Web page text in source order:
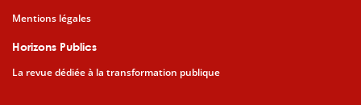
Mentions légales
Horizons Publics
La revue dédiée à la transformation publique